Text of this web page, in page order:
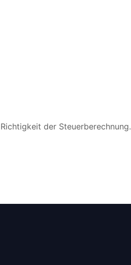
der Steuerberechnung.